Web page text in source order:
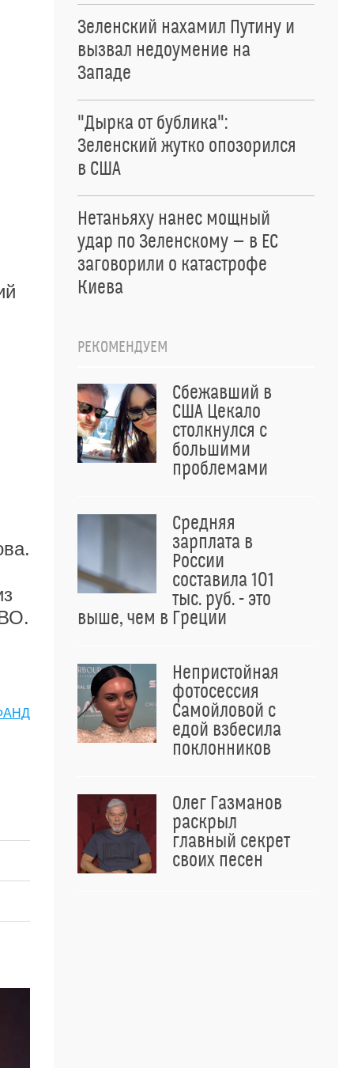
Зеленский нахамил Путину и
вызвал недоумение на
Западе
"Дырка от бублика":
Зеленский жутко опозорился
в США
Нетаньяху нанес мощный
удар по Зеленскому — в ЕС
заговорили о катастрофе
Киева
РЕКОМЕНДУЕМ
Сбежавший в
США Цекало
столкнулся с
большими
проблемами
Средняя
зарплата в
России
составила 101
тыс. руб. - это
выше, чем в Греции
Непристойная
фотосессия
Самойловой с
едой взбесила
поклонников
Олег Газманов
раскрыл
главный секрет
своих песен